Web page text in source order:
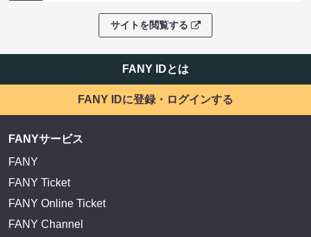
サイトを閲覧する
FANY IDとは
FANY IDに登録・ログインする
FANYサービス
FANY
FANY Ticket
FANY Online Ticket
FANY Channel